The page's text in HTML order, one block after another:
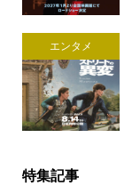
エンタメ
特集記事